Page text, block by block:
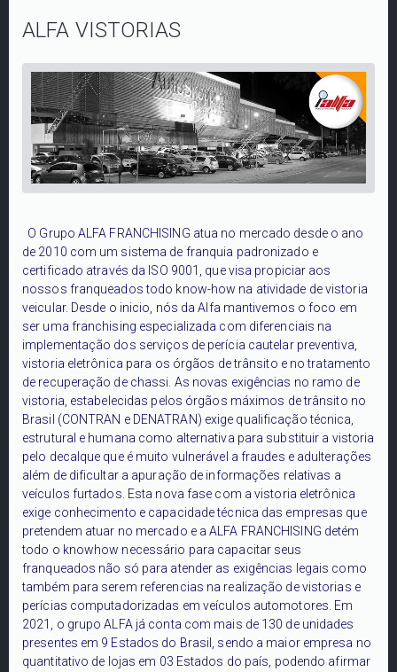
ALFA VISTORIAS
O Grupo ALFA FRANCHISING atua no mercado desde o ano
de 2010 com um sistema de franquia padronizado e
certificado através da ISO 9001, que visa propiciar aos
nossos franqueados todo know-how na atividade de vistoria
veicular. Desde o inicio, nós da Alfa mantivemos o foco em
ser uma franchising especializada com diferenciais na
implementação dos serviços de perícia cautelar preventiva,
vistoria eletrônica para os órgãos de trânsito e no tratamento
de recuperação de chassi. As novas exigências no ramo de
vistoria, estabelecidas pelos órgãos máximos de trânsito no
Brasil (CONTRAN e DENATRAN) exige qualificação técnica,
estrutural e humana como alternativa para substituir a vistoria
pelo decalque que é muito vulnerável a fraudes e adulterações
além de dificultar a apuração de informações relativas a
veículos furtados. Esta nova fase com a vistoria eletrônica
exige conhecimento e capacidade técnica das empresas que
pretendem atuar no mercado e a ALFA FRANCHISING detém
todo o knowhow necessário para capacitar seus
franqueados não só para atender as exigências legais como
também para serem referencias na realização de vistorias e
perícias computadorizadas em veículos automotores. Em
2021, o grupo ALFA já conta com mais de 130 de unidades
presentes em 9 Estados do Brasil, sendo a maior empresa no
quantitativo de lojas em 03 Estados do país, podendo afirmar